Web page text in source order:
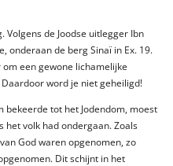
de Joodse uitlegger Ibn
onderaan de berg Sinaï in Ex. 19.
een gewone lichamelijke
word je niet geheiligd!
bekeerde tot het Jodendom, moest
het volk had ondergaan. Zoals
God waren opgenomen, zo
Dit schijnt in het